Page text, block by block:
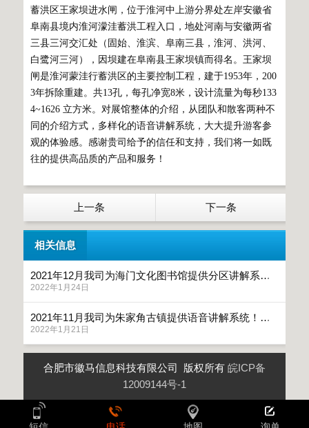
蓄洪区王家坝进水闸，位于淮河中上游分界处左岸安徽省
阜南县境内淮河濛洼蓄洪工程入口，地处河南与安徽两省
三县三河交汇处（固始、淮滨、阜南三县，淮河、洪河、
白鹭河三河），因坝建在阜南县王家坝镇而得名。王家坝
闸是淮河蒙洼行蓄洪区的主要控制工程，建于1953年，200
3年拆除重建。共13孔，每孔净宽8米，设计流量为每秒133
4~1626 立方米。对展馆整体的介绍，从团队和散客两种不
同的介绍方式，多样化的语音讲解系统，大大提升游客参
观的体验感。感谢贵司给予的信任和支持，我们将一如既
往的提供高品质的产品和服务！
上一条 下一条
相关信息
2021年12月我司为海门文化图书馆提供分区讲解系统「鹰米讲解」
2022年1月24日
2021年11月我司为朱家角古镇提供语音讲解系统！「鹰米讲解」
2022年1月21日
合肥市徽马信息科技有限公司 版权所有 皖ICP备
12009144号-1